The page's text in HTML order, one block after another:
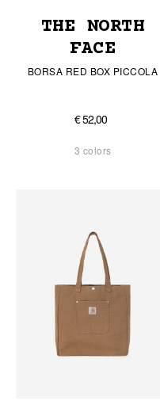
THE NORTH
FACE
BORSA RED BOX PICCOLA
€ 52,00
3 colors